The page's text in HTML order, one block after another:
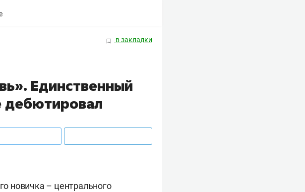
в закладки
Единственный
дебютировал
новичка – центрального